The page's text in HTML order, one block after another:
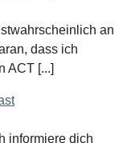
an
dass ich
ACT [...]
informiere dich